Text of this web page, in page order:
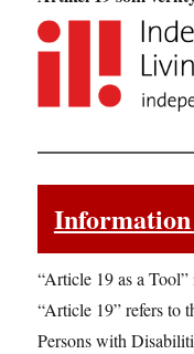
“Article 19 as a
“Article 19” refers to
Persons with